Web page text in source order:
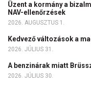
Üzent a kormány a
NAV-ellenőrzések
2026. AUGUSZTUS 1.
Kedvező változások a
2026. JÚLIUS 31.
A benzinárak miatt
2026. JÚLIUS 30.